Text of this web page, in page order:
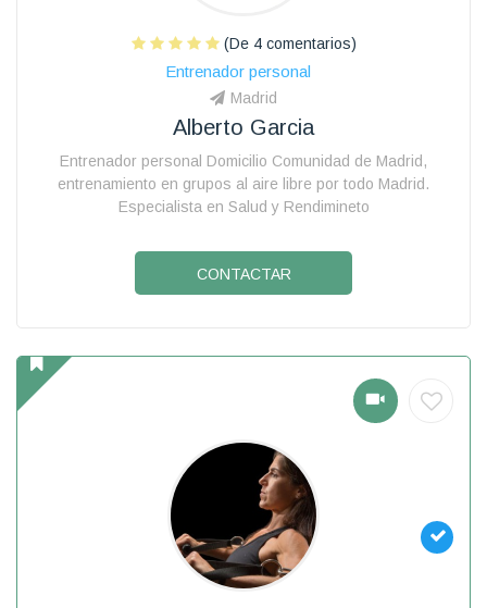
(De 4 comentarios)
Entrenador personal
Madrid
Alberto Garcia
Entrenador personal Domicilio Comunidad de Madrid,
entrenamiento en grupos al aire libre por todo Madrid.
Especialista en Salud y Rendimineto
CONTACTAR